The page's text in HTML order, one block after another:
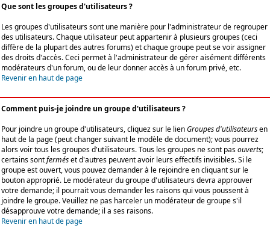
Que sont les groupes d'utilisateurs ?
Les groupes d'utilisateurs sont une manière pour l'administrateur de regrouper
des utilisateurs. Chaque utilisateur peut appartenir à plusieurs groupes (ceci
diffère de la plupart des autres forums) et chaque groupe peut se voir assigner
des droits d'accès. Ceci permet à l'administrateur de gérer aisément différents
modérateurs d'un forum, ou de leur donner accès à un forum privé, etc.
Revenir en haut de page
Comment puis-je joindre un groupe d'utilisateurs ?
Pour joindre un groupe d'utilisateurs, cliquez sur le lienGroupes d'utilisateursen
haut de la page (peut changer suivant le modèle de document); vous pourrez
alors voir tous les groupes d'utilisateurs. Tous les groupes ne sont pasouverts;
certains sontferméset d'autres peuvent avoir leurs effectifs invisibles. Si le
groupe est ouvert, vous pouvez demander à le rejoindre en cliquant sur le
bouton approprié. Le modérateur du groupe d'utilisateurs devra approuver
votre demande; il pourrait vous demander les raisons qui vous poussent à
joindre le groupe. Veuillez ne pas harceler un modérateur de groupe s'il
désapprouve votre demande; il a ses raisons.
Revenir en haut de page